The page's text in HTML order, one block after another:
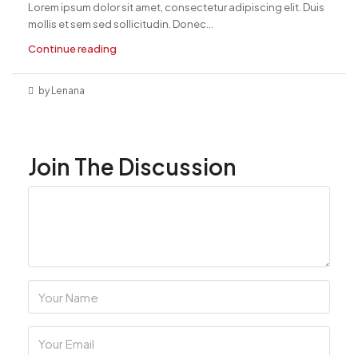
Lorem ipsum dolor sit amet, consectetur adipiscing elit. Duis
mollis et sem sed sollicitudin. Donec...
Continue reading
by Lenana
Join The Discussion